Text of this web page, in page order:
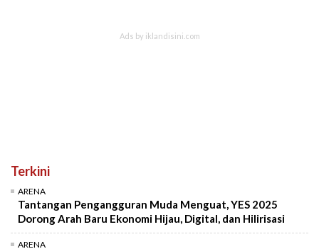
Terkini
ARENA
Tantangan Pengangguran Muda Menguat, YES 2025
Dorong Arah Baru Ekonomi Hijau, Digital, dan Hilirisasi
ARENA